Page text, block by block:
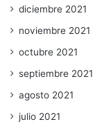
diciembre 2021
noviembre 2021
octubre 2021
septiembre 2021
agosto 2021
julio 2021